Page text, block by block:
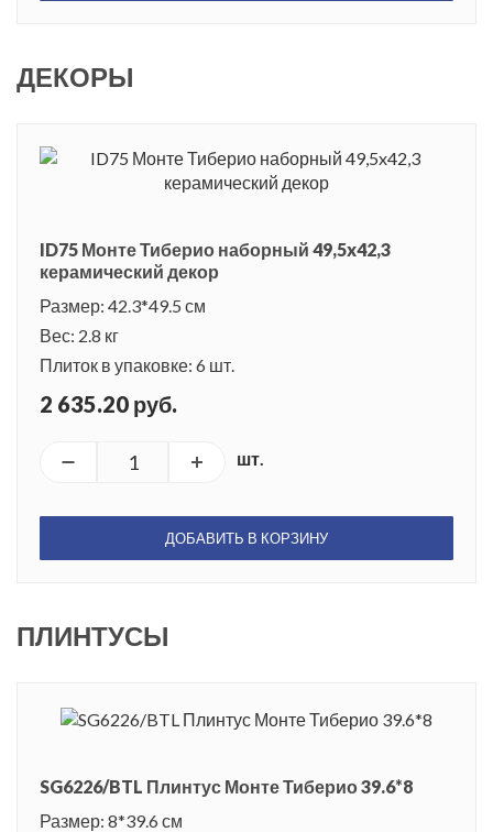
ДЕКОРЫ
ID75 Монте Тиберио наборный 49,5x42,3
керамический декор
Размер: 42.3*49.5 см
Вес: 2.8 кг
Плиток в упаковке: 6 шт.
2 635.20 руб.
шт.
ДОБАВИТЬ В КОРЗИНУ
ПЛИНТУСЫ
SG6226/BTL Плинтус Монте Тиберио 39.6*8
Размер: 8*39.6 см